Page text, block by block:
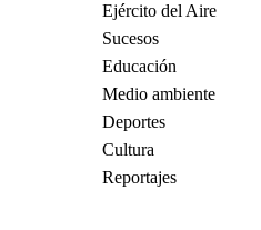
Ejército del Aire
Sucesos
Educación
Medio ambiente
Deportes
Cultura
Reportajes